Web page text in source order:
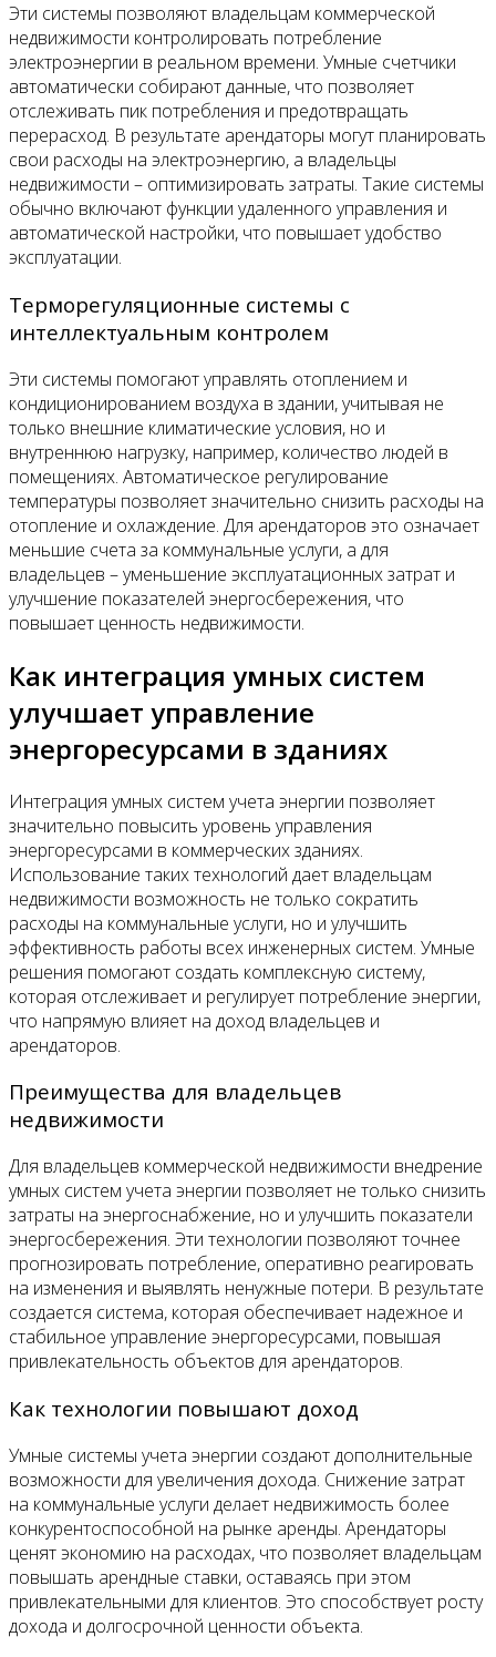
Эти системы позволяют владельцам коммерческой
недвижимости контролировать потребление
электроэнергии в реальном времени. Умные счетчики
автоматически собирают данные, что позволяет
отслеживать пик потребления и предотвращать
перерасход. В результате арендаторы могут планировать
свои расходы на электроэнергию, а владельцы
недвижимости – оптимизировать затраты. Такие системы
обычно включают функции удаленного управления и
автоматической настройки, что повышает удобство
эксплуатации.
Терморегуляционные системы с
интеллектуальным контролем
Эти системы помогают управлять отоплением и
кондиционированием воздуха в здании, учитывая не
только внешние климатические условия, но и
внутреннюю нагрузку, например, количество людей в
помещениях. Автоматическое регулирование
температуры позволяет значительно снизить расходы на
отопление и охлаждение. Для арендаторов это означает
меньшие счета за коммунальные услуги, а для
владельцев – уменьшение эксплуатационных затрат и
улучшение показателей энергосбережения, что
повышает ценность недвижимости.
Как интеграция умных систем
улучшает управление
энергоресурсами в зданиях
Интеграция умных систем учета энергии позволяет
значительно повысить уровень управления
энергоресурсами в коммерческих зданиях.
Использование таких технологий дает владельцам
недвижимости возможность не только сократить
расходы на коммунальные услуги, но и улучшить
эффективность работы всех инженерных систем. Умные
решения помогают создать комплексную систему,
которая отслеживает и регулирует потребление энергии,
что напрямую влияет на доход владельцев и
арендаторов.
Преимущества для владельцев
недвижимости
Для владельцев коммерческой недвижимости внедрение
умных систем учета энергии позволяет не только снизить
затраты на энергоснабжение, но и улучшить показатели
энергосбережения. Эти технологии позволяют точнее
прогнозировать потребление, оперативно реагировать
на изменения и выявлять ненужные потери. В результате
создается система, которая обеспечивает надежное и
стабильное управление энергоресурсами, повышая
привлекательность объектов для арендаторов.
Как технологии повышают доход
Умные системы учета энергии создают дополнительные
возможности для увеличения дохода. Снижение затрат
на коммунальные услуги делает недвижимость более
конкурентоспособной на рынке аренды. Арендаторы
ценят экономию на расходах, что позволяет владельцам
повышать арендные ставки, оставаясь при этом
привлекательными для клиентов. Это способствует росту
дохода и долгосрочной ценности объекта.